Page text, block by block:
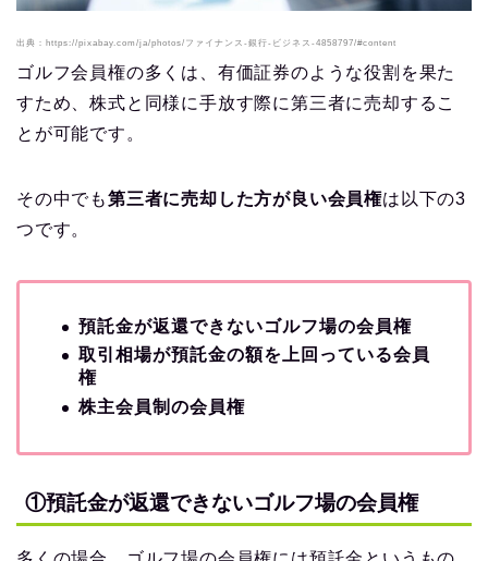
出典：https://pixabay.com/ja/photos/ファイナンス-銀行-ビジネス-4858797/#content
ゴルフ会員権の多くは、有価証券のような役割を果た
すため、株式と同様に手放す際に第三者に売却するこ
とが可能です。
その中でも第三者に売却した方が良い会員権は以下の3
つです。
預託金が返還できないゴルフ場の会員権
取引相場が預託金の額を上回っている会員
権
株主会員制の会員権
①預託金が返還できないゴルフ場の会員権